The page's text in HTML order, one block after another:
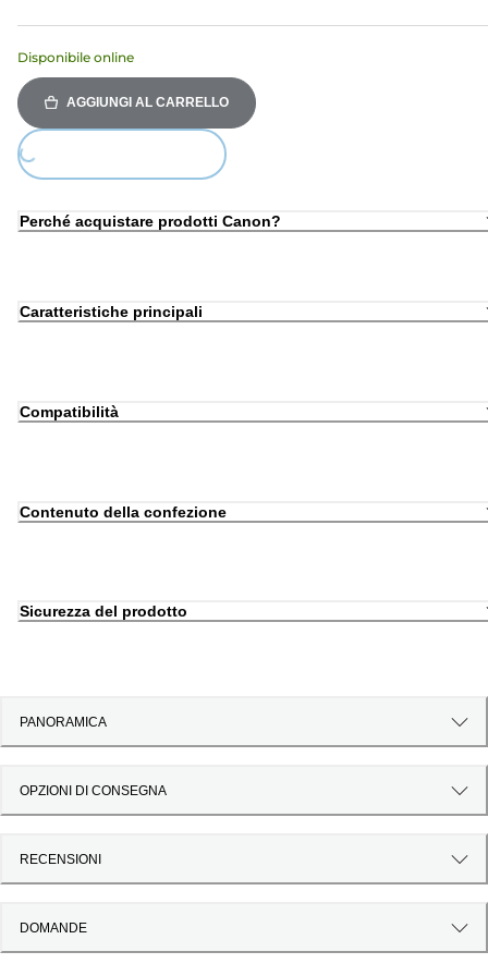
Disponibile online
AGGIUNGI AL CARRELLO
Loading...
Perché acquistare prodotti Canon?
Caratteristiche principali
Compatibilità
Contenuto della confezione
Sicurezza del prodotto
PANORAMICA
OPZIONI DI CONSEGNA
RECENSIONI
DOMANDE